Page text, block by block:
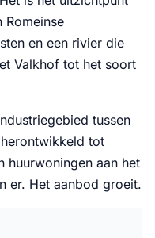
Romeinse
en een rivier die
Valkhof tot het soort
tussen
tot
huurwoningen aan het
er. Het aanbod groeit.